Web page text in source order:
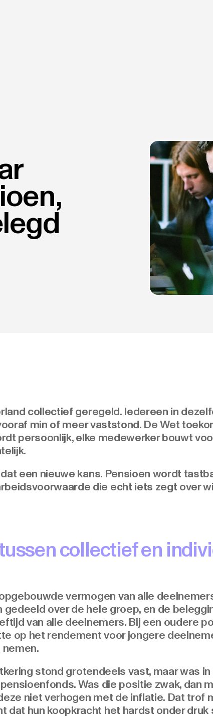
collectief geregeld. Iedereen in
min of meer vaststond. De Wet
persoonlijk, elke medewerker bouwt
een nieuwe kans. Pensioen wordt
die echt iets zegt over
collectief en
vermogen van alle
gedeeld over de hele groep, en de
van alle deelnemers. Bij een oudere
op het rendement voor jongere
stond grotendeels vast, maar was
Was die positie zwak, dan
niet verhogen met de inflatie. Dat trof
dat hun koopkracht het hardst onder druk